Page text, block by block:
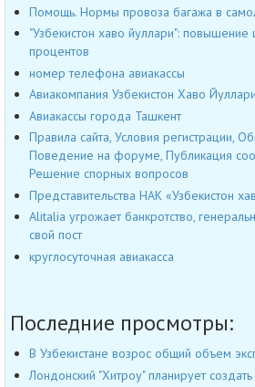
Помощь. Нормы провоза багажа в
"Узбекистон хаво йуллари":
процентов
номер телефона авиакассы
Авиакомпания Узбекистон Хаво Йуллари
Авиакассы города Ташкент
Правила сайта, Условия регистрации,
Поведение на форуме, Публикация
Решение спорных вопросов
Представительства НАК «Узбекистон
Alitalia угрожает банкротство,
свой пост
круглосуточная авиакасса
Последние просмотры:
В Узбекистане возрос общий объем
Лондонский "Хитроу" планирует